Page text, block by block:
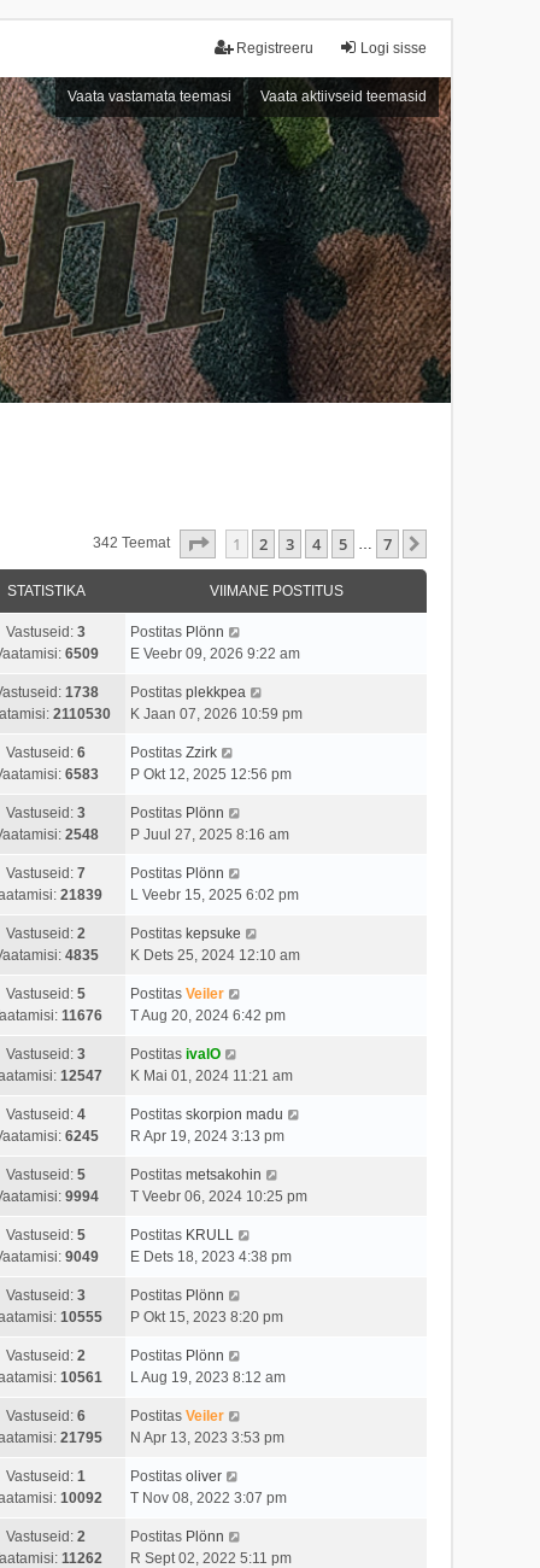
Logi sisse
Registreeru
Vaata vastamata teemasi Vaata aktiivseid teemasid
342 Teemat . Leht7 -st
1 2 3 4 5 … 7
STATISTIKA VIIMANE POSTITUS
Vastuseid: 3
6509
Postitas Plönn
E Veebr 09, 2026 9:22 am
1738
2110530
Postitas plekkpea
K Jaan 07, 2026 10:59 pm
Vastuseid: 6
6583
Postitas Zzirk
P Okt 12, 2025 12:56 pm
Vastuseid: 3
2548
Postitas Plönn
P Juul 27, 2025 8:16 am
Vastuseid: 7
21839
Postitas Plönn
L Veebr 15, 2025 6:02 pm
Vastuseid: 2
4835
Postitas kepsuke
K Dets 25, 2024 12:10 am
Vastuseid: 5
11676
Postitas Veiler
T Aug 20, 2024 6:42 pm
Vastuseid: 3
12547
Postitas ivalO
K Mai 01, 2024 11:21 am
Vastuseid: 4
6245
Postitas skorpion madu
R Apr 19, 2024 3:13 pm
Vastuseid: 5
9994
Postitas metsakohin
T Veebr 06, 2024 10:25 pm
Vastuseid: 5
9049
Postitas KRULL
E Dets 18, 2023 4:38 pm
Vastuseid: 3
10555
Postitas Plönn
P Okt 15, 2023 8:20 pm
Vastuseid: 2
10561
Postitas Plönn
L Aug 19, 2023 8:12 am
Vastuseid: 6
21795
Postitas Veiler
N Apr 13, 2023 3:53 pm
Vastuseid: 1
10092
Postitas oliver
T Nov 08, 2022 3:07 pm
Vastuseid: 2
11262
Postitas Plönn
R Sept 02, 2022 5:11 pm